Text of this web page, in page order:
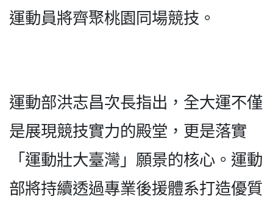
運動員將齊聚桃園同場競技。
運動部洪志昌次長指出，全大運不僅
是展現競技實力的殿堂，更是落實
「運動壯大臺灣」願景的核心。運動
部將持續透過專業後援體系打造優質